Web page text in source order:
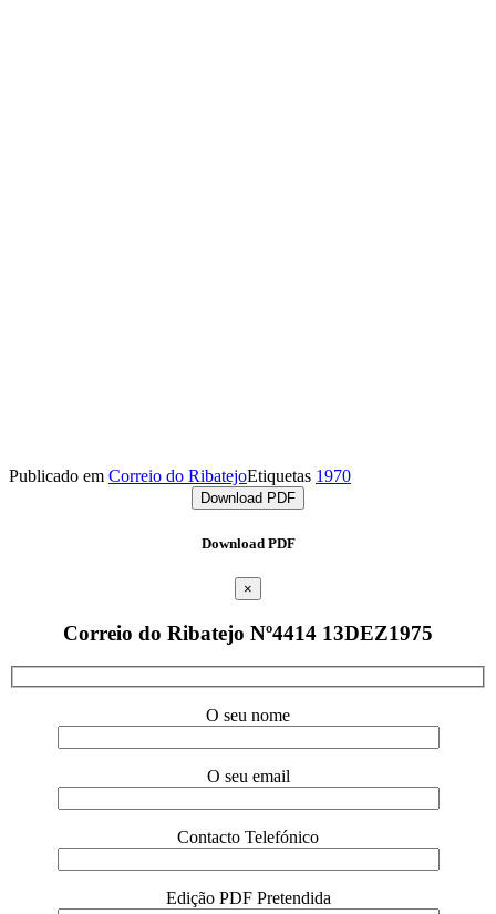
Publicado em Correio do RibatejoEtiquetas 1970
Download PDF
Download PDF
×
Correio do Ribatejo Nº4414 13DEZ1975
O seu nome
O seu email
Contacto Telefónico
Edição PDF Pretendida